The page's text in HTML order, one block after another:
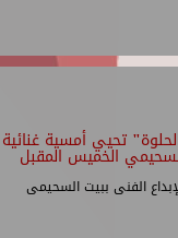
تحيي أمسية غنائية
الخميس المقبل
الفنى ببيت السحيمى